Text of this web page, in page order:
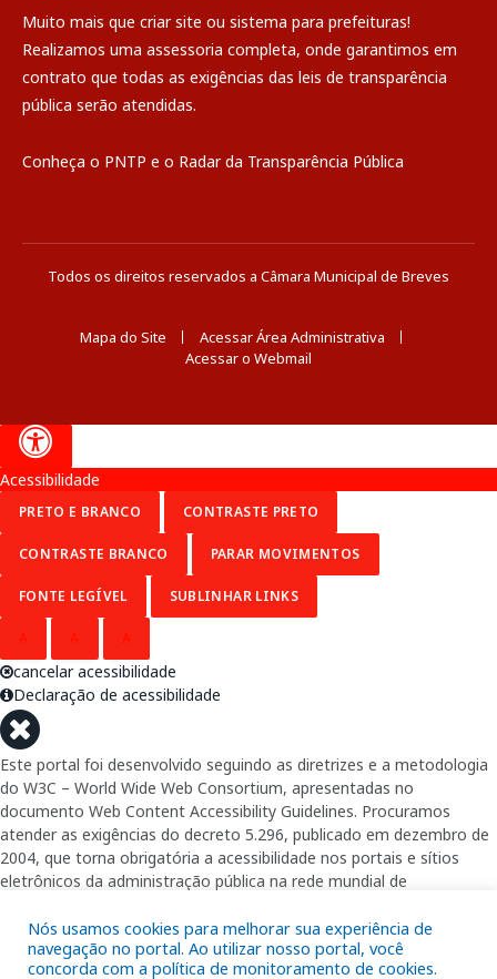
Muito mais que criar site ou sistema para prefeituras!
Realizamos uma assessoria completa, onde garantimos em
contrato que todas as exigências das leis de transparência
pública serão atendidas.
Conheça o PNTP e o Radar da Transparência Pública
Todos os direitos reservados a Câmara Municipal de Breves
Mapa do Site
Acessar Área Administrativa
Acessar o Webmail
Nós usamos cookies para melhorar sua experiência de
navegação no portal. Ao utilizar nosso portal, você
concorda com a política de monitoramento de cookies.
Acessibilidade
PRETO E BRANCO CONTRASTE PRETO
CONTRASTE BRANCO PARAR MOVIMENTOS
FONTE LEGÍVEL SUBLINHAR LINKS
cancelar acessibilidade
Declaração de acessibilidade
Este portal foi desenvolvido seguindo as diretrizes e a metodologia
do W3C – World Wide Web Consortium, apresentadas no
documento Web Content Accessibility Guidelines. Procuramos
atender as exigências do decreto 5.296, publicado em dezembro de
2004, que torna obrigatória a acessibilidade nos portais e sítios
eletrônicos da administração pública na rede mundial de
garantindo-lhes o pleno acesso aos conteúdos disponíveis.
Além de validações automáticas, foram realizados testes em